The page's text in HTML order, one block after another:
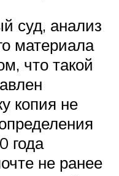
суд, анализ
материала
что такой
копия не
года
не ранее